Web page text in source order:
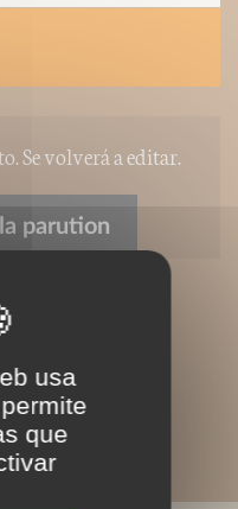
Se volverá a editar.
parution
usa
que